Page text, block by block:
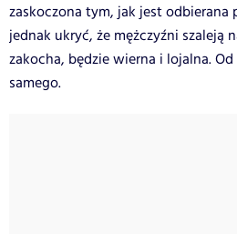
zaskoczona tym, jak jest odbierana
jednak ukryć, że mężczyźni szaleją
zakocha, będzie wierna i lojalna.
samego.